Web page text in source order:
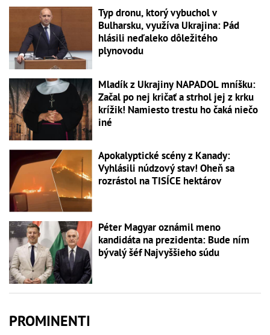
Typ dronu, ktorý vybuchol v
Bulharsku, využíva Ukrajina: Pád
hlásili neďaleko dôležitého
plynovodu
Mladík z Ukrajiny NAPADOL mníšku:
Začal po nej kričať a strhol jej z krku
krížik! Namiesto trestu ho čaká niečo
iné
Apokalyptické scény z Kanady:
Vyhlásili núdzový stav! Oheň sa
rozrástol na TISÍCE hektárov
Péter Magyar oznámil meno
kandidáta na prezidenta: Bude ním
bývalý šéf Najvyššieho súdu
PROMINENTI